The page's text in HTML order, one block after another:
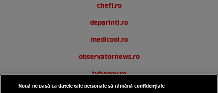
chefi.ro
deparinti.ro
medicool.ro
observatornews.ro
tvhappy.ro
Nouă ne pasă ca datele tale personale să rămână confidențiale